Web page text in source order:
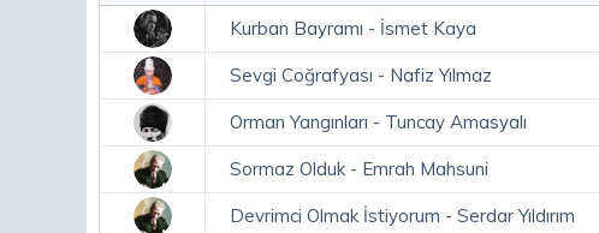
Kurban Bayramı - İsmet Kaya
Sevgi Coğrafyası - Nafiz Yılmaz
Orman Yangınları - Tuncay Amasyalı
Sormaz Olduk - Emrah Mahsuni
Devrimci Olmak İstiyorum - Serdar Yıldırım